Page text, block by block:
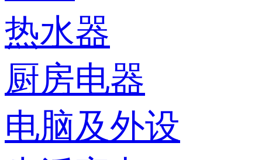
热水器
厨房电器
电脑及外设